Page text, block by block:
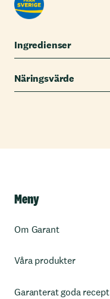
Ingredienser
Näringsvärde
Meny
Om Garant
Våra produkter
Garanterat goda recept